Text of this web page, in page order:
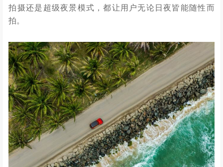
拍摄还是超级夜景模式，都让用户无论日夜皆能随性而
拍。